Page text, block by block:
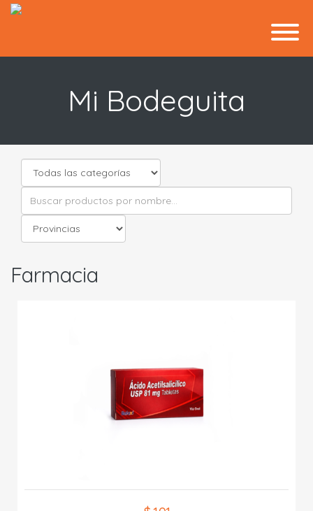
Mi Bodeguita
Farmacia